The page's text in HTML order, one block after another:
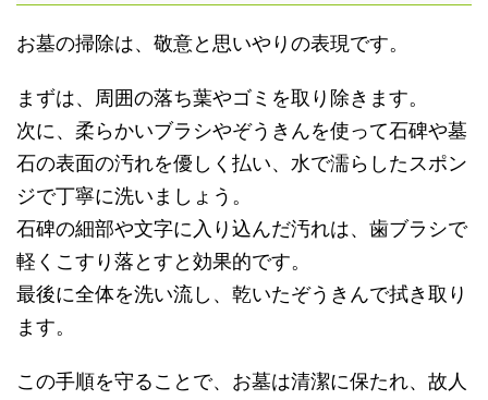
お墓の掃除は、敬意と思いやりの表現です。
まずは、周囲の落ち葉やゴミを取り除きます。
次に、柔らかいブラシやぞうきんを使って石碑や墓
石の表面の汚れを優しく払い、水で濡らしたスポン
ジで丁寧に洗いましょう。
石碑の細部や文字に入り込んだ汚れは、歯ブラシで
軽くこすり落とすと効果的です。
最後に全体を洗い流し、乾いたぞうきんで拭き取り
ます。
この手順を守ることで、お墓は清潔に保たれ、故人